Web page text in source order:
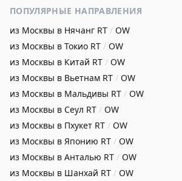
ПОПУЛЯРНЫЕ НАПРАВЛЕНИЯ
из Москвы в Нячанг RT / OW
из Москвы в Токио RT / OW
из Москвы в Китай RT / OW
из Москвы в Вьетнам RT / OW
из Москвы в Мальдивы RT / OW
из Москвы в Сеул RT / OW
из Москвы в Пхукет RT / OW
из Москвы в Японию RT / OW
из Москвы в Анталью RT / OW
из Москвы в Шанхай RT / OW